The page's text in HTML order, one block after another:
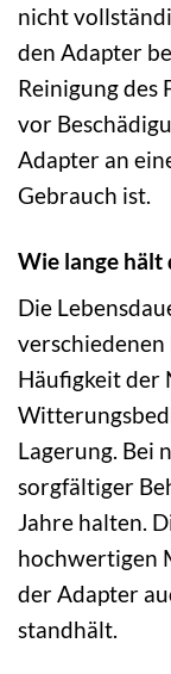
nicht
den Adapter
Reinigung des
vor
Adapter an
Gebrauch ist.
Wie lange hält
Die
verschiedenen
Häufigkeit der
Lagerung. Bei
sorgfältiger
Jahre halten.
hochwertigen
der Adapter
standhält.